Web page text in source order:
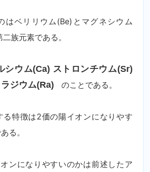
はベリリウム(Be)とマグネシウム
族元素である。
シウム(Ca) ストロンチウム(Sr)
ジウム(Ra) のことである。
る特徴は2価の陽イオンになりやす
る。
ンになりやすいのかは前述したア